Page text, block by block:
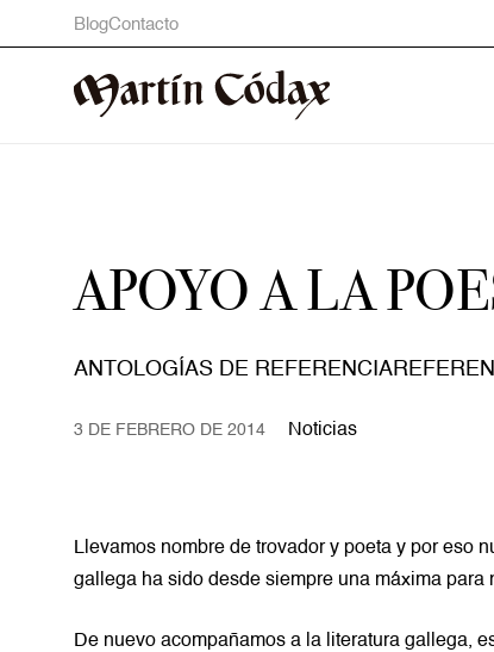
BlogContacto
APOYO A LA
ANTOLOGÍAS DE
3 DE FEBRERO DE 2014 Noticias
Llevamos nombre de trovador y poeta y por eso
gallega ha sido desde siempre una máxima para
De nuevo acompañamos a la literatura gallega,